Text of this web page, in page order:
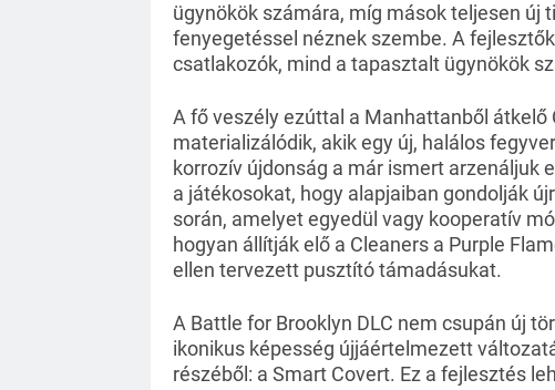
ügynökök számára, míg mások teljesen új
fenyegetéssel néznek szembe. A
csatlakozók, mind a tapasztalt ügynökök
A fő veszély ezúttal a Manhattanből átkelő
materializálódik, akik egy új, halálos
korrozív újdonság a már ismert arzenáljuk
a játékosokat, hogy alapjaiban gondolják
során, amelyet egyedül vagy kooperatív
hogyan állítják elő a Cleaners a Purple
ellen tervezett pusztító támadásukat.
A Battle for Brooklyn DLC nem csupán új
ikonikus képesség újjáértelmezett
részéből: a Smart Covert. Ez a fejlesztés